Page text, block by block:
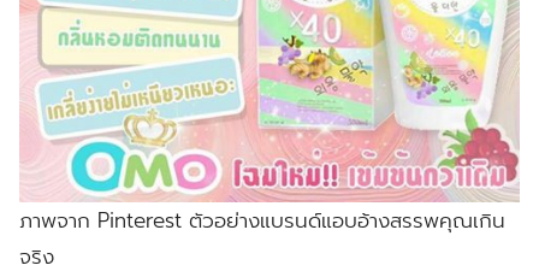
ภาพจาก Pinterest ตัวอย่างแบรนด์แอบอ้างสรรพคุณเกิน
จริง